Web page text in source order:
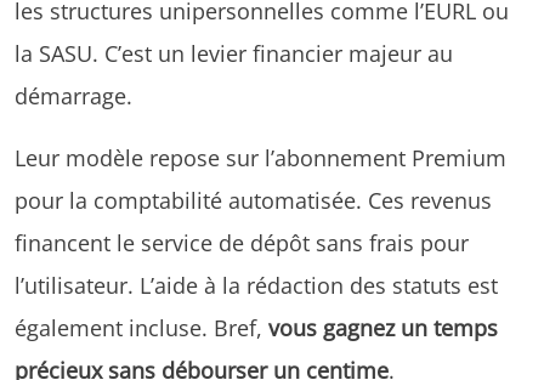
les structures unipersonnelles comme l’EURL ou
la SASU. C’est un levier financier majeur au
démarrage.
Leur modèle repose sur l’abonnement Premium
pour la comptabilité automatisée. Ces revenus
financent le service de dépôt sans frais pour
l’utilisateur. L’aide à la rédaction des statuts est
également incluse. Bref, vous gagnez un temps
précieux sans débourser un centime.